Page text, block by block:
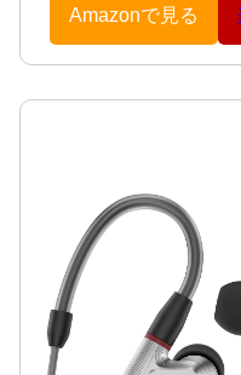
Amazonで見る